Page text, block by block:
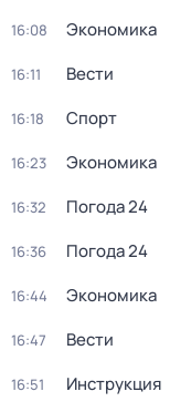
16:08 Экономика
16:11 Вести
16:18 Спорт
16:23 Экономика
16:32 Погода 24
16:36 Погода 24
16:44 Экономика
16:47 Вести
16:51 Инструкция